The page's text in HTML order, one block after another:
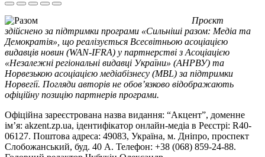
Проєкт
здійснено за підтримки програми «Сильніші разом: Медіа та
Демократія», що реалізується Всесвітньою асоціацією
видавців новин (WAN-IFRA) у партнерстві з Асоціацією
«Незалежні регіональні видавці України» (АНРВУ) та
Норвезькою асоціацією медіабізнесу (MBL) за підтримки
Норвегії. Погляди авторів не обов’язково відображають
офіційну позицію партнерів програми.
Офіційна зареєстрована назва видання: “Акцент”, доменне
ім’я: akzent.zp.ua, ідентифікатор онлайн-медіа в Реєстрі: R40-
06127. Поштова адреса: 49083, Україна, м. Дніпро, проспект
Слобожанський, буд. 40 А. Телефон: +38 (068) 859-24-88.